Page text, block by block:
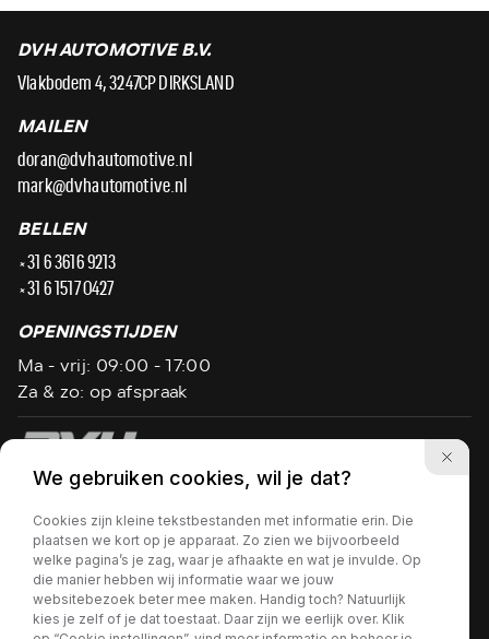
DVH AUTOMOTIVE B.V.
Vlakbodem 4, 3247CP DIRKSLAND
MAILEN
doran@dvhautomotive.nl
mark@dvhautomotive.nl
BELLEN
+31 6 3616 9213
+31 6 1517 0427
OPENINGSTIJDEN
Ma - vrij: 09:00 - 17:00
Za & zo: op afspraak
Privacy policy
Wij hanteren flexibele openingstijden, bel ons even
voordat u vertrekt!
We gebruiken cookies, wil je dat?
Cookies zijn kleine tekstbestanden met informatie erin. Die
plaatsen we kort op je apparaat. Zo zien we bijvoorbeeld
welke pagina’s je zag, waar je afhaakte en wat je invulde. Op
die manier hebben wij informatie waar we jouw
websitebezoek beter mee maken. Handig toch? Natuurlijk
kies je zelf of je dat toestaat. Daar zijn we eerlijk over. Klik